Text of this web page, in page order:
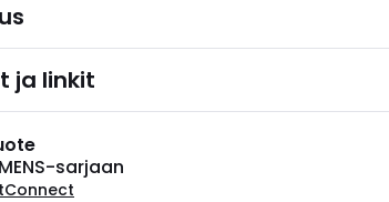
ja linkit
sarjaan